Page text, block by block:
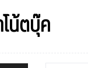
น้ตบุ๊ค